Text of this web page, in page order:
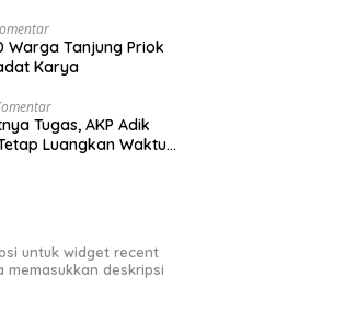
Warga Tanjung Priok
Karya
Tugas, AKP Adik
Luangkan Waktu
untuk widget recent
deskripsi